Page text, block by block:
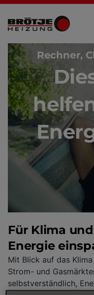
Energie einsparen
Rechner,
Für Klima
Energie
Mit Blick auf das
Strom- und
selbstverständlich,